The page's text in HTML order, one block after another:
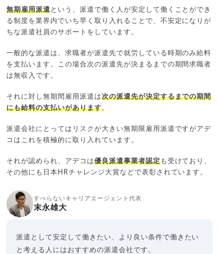
無期雇用派遣という、派遣で働く人が安定して働くことができ
る制度を業界内でいち早く取り入れることで、不安定になりが
ちな派遣社員のサポートをしています。
一般的な派遣は、求職者が派遣先で就労している時期のみ給料
を支払います。この場合次の派遣先が決まるまでの期間求職者
は無収入です。
それに対し無期間雇用派遣は次の派遣先が決定するまでの期間
にも給料の支払いがあります。
派遣会社にとってはリスクが大きい無期限雇用派遣ですがアデ
コはこれを積極的に取り入れています。
それが認められ、アデコは優良派遣事業者認定も受けており、
その他にも日本HRチャレンジ大賞などで表彰されています。
すべらないキャリアエージェント代表
末永雄大
派遣として安定して働きたい、より良い条件で働きたい
と考える人にはおすすめの派遣会社です。